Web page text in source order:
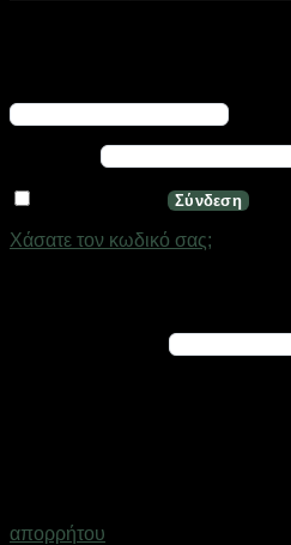
Απαιτείται
Σύνδεση
Χάσατε τον κωδικό σας;
Απαιτείται
απορρήτου